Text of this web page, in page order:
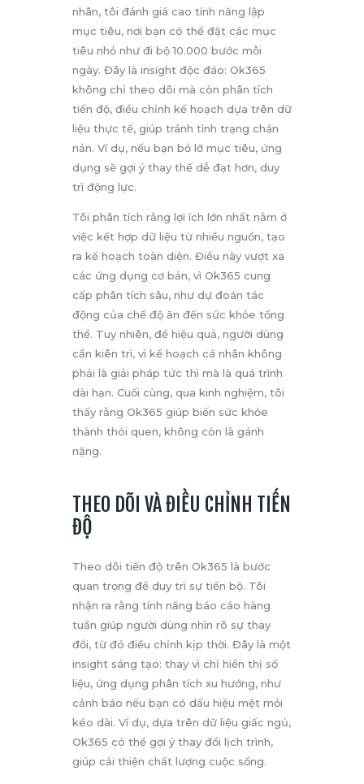
nhân, tôi đánh giá cao tính năng lập
mục tiêu, nơi bạn có thể đặt các mục
tiêu nhỏ như đi bộ 10.000 bước mỗi
ngày. Đây là insight độc đáo: Ok365
không chỉ theo dõi mà còn phân tích
tiến độ, điều chỉnh kế hoạch dựa trên dữ
liệu thực tế, giúp tránh tình trạng chán
nản. Ví dụ, nếu bạn bỏ lỡ mục tiêu, ứng
dụng sẽ gợi ý thay thế dễ đạt hơn, duy
trì động lực.
Tôi phân tích rằng lợi ích lớn nhất nằm ở
việc kết hợp dữ liệu từ nhiều nguồn, tạo
ra kế hoạch toàn diện. Điều này vượt xa
các ứng dụng cơ bản, vì Ok365 cung
cấp phân tích sâu, như dự đoán tác
động của chế độ ăn đến sức khỏe tổng
thể. Tuy nhiên, để hiệu quả, người dùng
cần kiên trì, vì kế hoạch cá nhân không
phải là giải pháp tức thì mà là quá trình
dài hạn. Cuối cùng, qua kinh nghiệm, tôi
thấy rằng Ok365 giúp biến sức khỏe
thành thói quen, không còn là gánh
nặng.
THEO DÕI VÀ ĐIỀU CHỈNH TIẾN
ĐỘ
Theo dõi tiến độ trên Ok365 là bước
quan trọng để duy trì sự tiến bộ. Tôi
nhận ra rằng tính năng báo cáo hàng
tuần giúp người dùng nhìn rõ sự thay
đổi, từ đó điều chỉnh kịp thời. Đây là một
insight sáng tạo: thay vì chỉ hiển thị số
liệu, ứng dụng phân tích xu hướng, như
cảnh báo nếu bạn có dấu hiệu mệt mỏi
kéo dài. Ví dụ, dựa trên dữ liệu giấc ngủ,
Ok365 có thể gợi ý thay đổi lịch trình,
giúp cải thiện chất lượng cuộc sống.